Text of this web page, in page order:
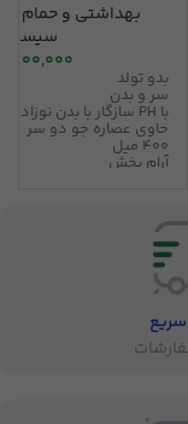
بهداشتی و حمام
بدو تولد
سر و بدن
با PH سازگار با بدن نوزاد
حاوی عصاره جو دو سر
400 میل
آرام بخش